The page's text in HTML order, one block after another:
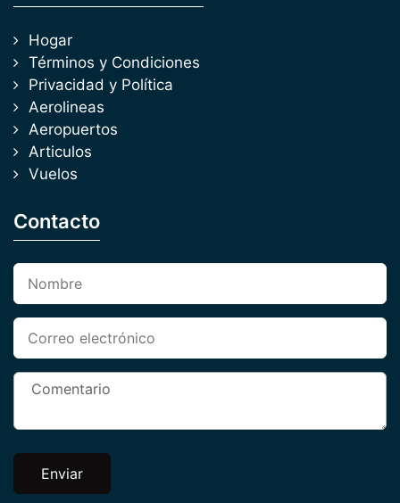
Hogar
Términos y Condiciones
Privacidad y Política
Aerolineas
Aeropuertos
Articulos
Vuelos
Contacto
Enviar